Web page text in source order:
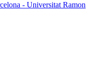
- Universitat Ramon